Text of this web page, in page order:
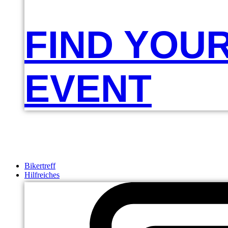
FIND
EVENT
Bikertreff
Hilfreiches